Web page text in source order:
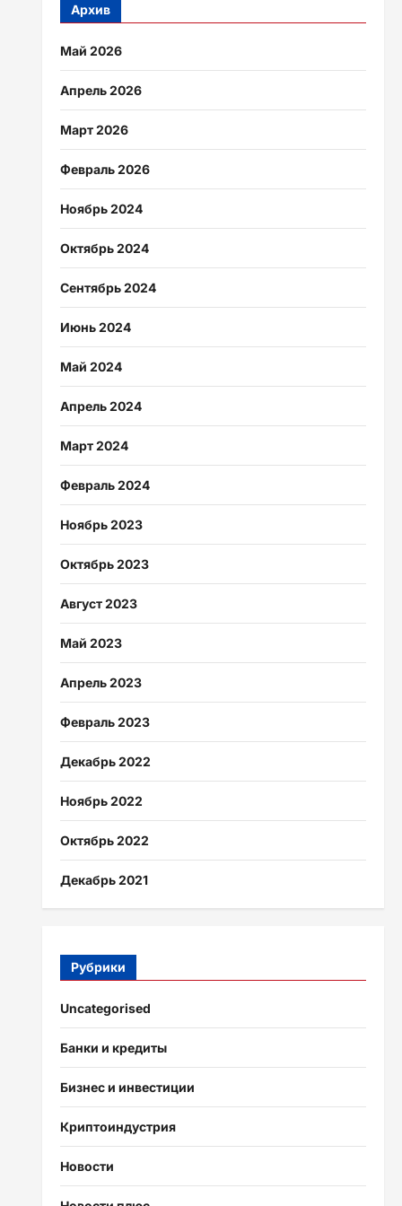
Архив
Май 2026
Апрель 2026
Март 2026
Февраль 2026
Ноябрь 2024
Октябрь 2024
Сентябрь 2024
Июнь 2024
Май 2024
Апрель 2024
Март 2024
Февраль 2024
Ноябрь 2023
Октябрь 2023
Август 2023
Май 2023
Апрель 2023
Февраль 2023
Декабрь 2022
Ноябрь 2022
Октябрь 2022
Декабрь 2021
Рубрики
Uncategorised
Банки и кредиты
Бизнес и инвестиции
Криптоиндустрия
Новости